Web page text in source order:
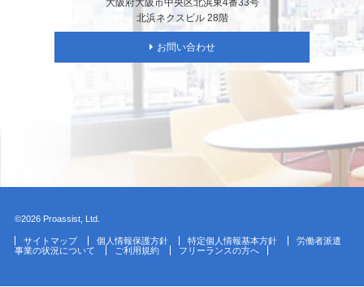
大阪府大阪市中央区北浜東4番33号
北浜ネクスビル 28階
お問い合わせ
©2026 Proassist, Ltd.
サイトマップ 個人情報保護方針 特定個人情報基本方針
労働者派遣
事業の状況について
ご利用規約 フリーランスの方へ